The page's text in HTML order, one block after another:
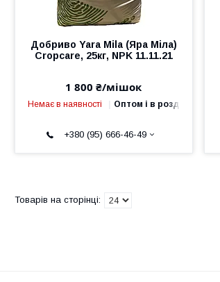
Добриво Yara Mila (Яра Міла)
Cropcare, 25кг, NPK 11.11.21
1 800 ₴/мішок
Немає в наявності Оптом і в роздріб
+380 (95) 666-46-49